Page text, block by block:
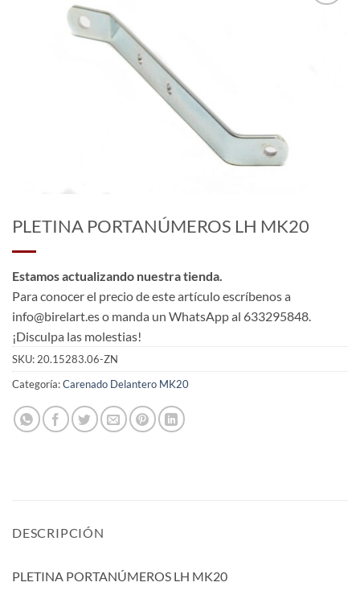
PLETINA PORTANÚMEROS LH MK20
Estamos actualizando nuestra tienda.
Para conocer el precio de este artículo escríbenos a
info@birelart.es o manda un WhatsApp al 633295848.
¡Disculpa las molestias!
SKU: 20.15283.06-ZN
Categoría:Carenado Delantero MK20
DESCRIPCIÓN
PLETINA PORTANÚMEROS LH MK20